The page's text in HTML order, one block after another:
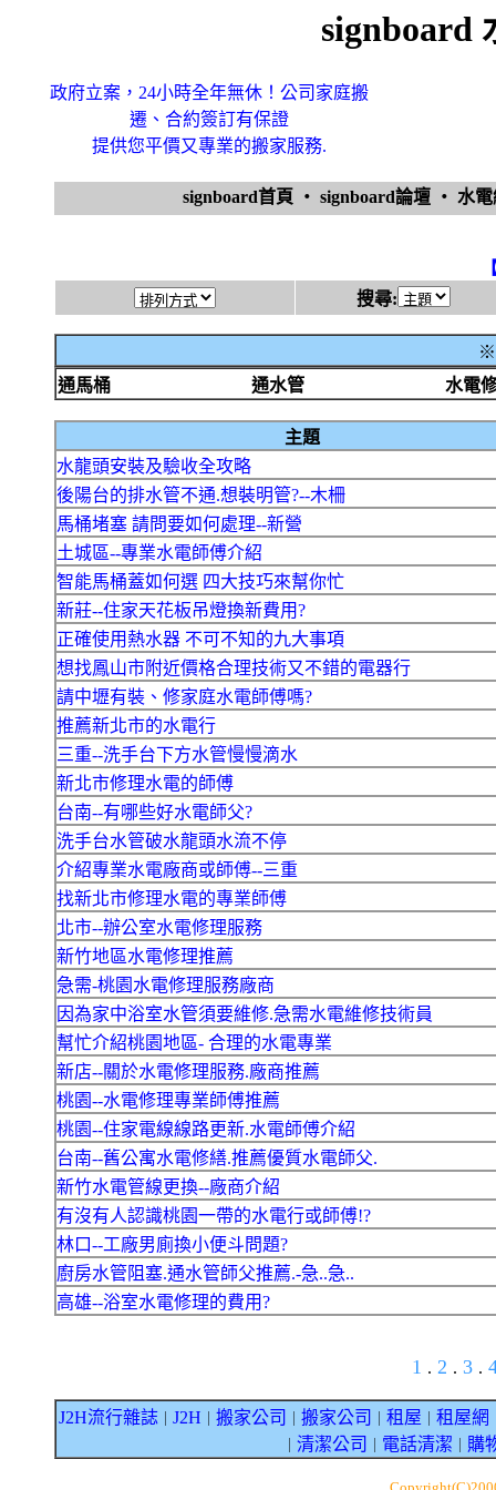
signboard
政府立案，24小時全年無休！公司家庭搬
遷、合約簽訂有保證
提供您平價又專業的搬家服務.
signboard首頁 ‧ signboard論壇 ‧ 水
搜尋:
※
通馬桶
通水管 水電
主題
水龍頭安裝及驗收全攻略
後陽台的排水管不通.想裝明管?--木柵
馬桶堵塞 請問要如何處理--新營
土城區--專業水電師傅介紹
智能馬桶蓋如何選 四大技巧來幫你忙
新莊--住家天花板吊燈換新費用?
正確使用熱水器 不可不知的九大事項
想找鳳山市附近價格合理技術又不錯的電器行
請中壢有裝、修家庭水電師傅嗎?
推薦新北市的水電行
三重--洗手台下方水管慢慢滴水
新北市修理水電的師傅
台南--有哪些好水電師父?
洗手台水管破水龍頭水流不停
介紹專業水電廠商或師傅--三重
找新北市修理水電的專業師傅
北市--辦公室水電修理服務
新竹地區水電修理推薦
急需-桃園水電修理服務廠商
因為家中浴室水管須要維修.急需水電維修技術員
幫忙介紹桃園地區- 合理的水電專業
新店--關於水電修理服務.廠商推薦
桃園--水電修理專業師傅推薦
桃園--住家電線線路更新.水電師傅介紹
台南--舊公寓水電修繕.推薦優質水電師父.
新竹水電管線更換--廠商介紹
有沒有人認識桃園一帶的水電行或師傅!?
林口--工廠男廁換小便斗問題?
廚房水管阻塞.通水管師父推薦.-急..急..
高雄--浴室水電修理的費用?
1 . 2 . 3 .
J2H流行雜誌 J2H 搬家公司 搬家公司 租屋 租屋網
清潔公司 電話清潔 購